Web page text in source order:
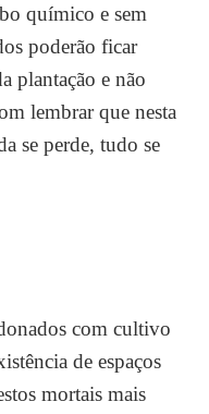
químico e sem
poderão ficar
plantação e não
lembrar que nesta
se perde, tudo se
com cultivo
de espaços
mortais mais